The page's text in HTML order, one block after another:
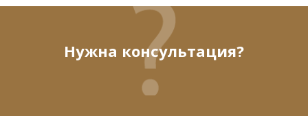
Нужна консультация?